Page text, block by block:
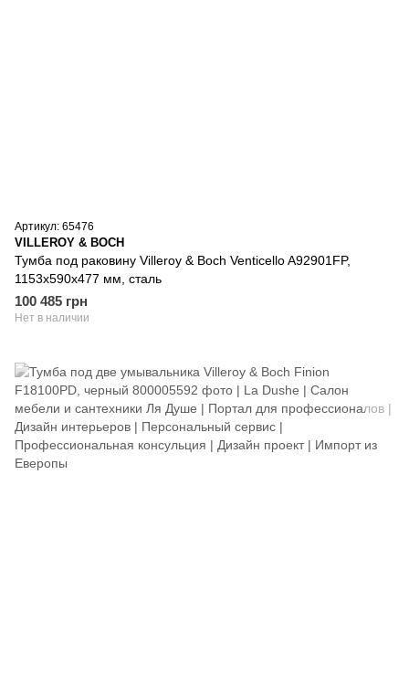
Артикул: 65476
VILLEROY & BOCH
Тумба под раковину Villeroy & Boch Venticello A92901FP,
1153x590x477 мм, сталь
100 485 грн
Нет в наличии